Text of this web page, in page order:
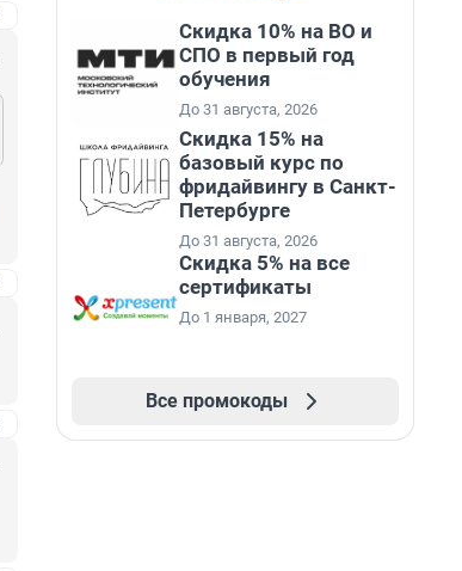
Скидка 10% на ВО и
СПО в первый год
обучения
До 31 августа, 2026
Скидка 15% на
базовый курс по
фридайвингу в Санкт-
Петербурге
До 31 августа, 2026
Скидка 5% на все
сертификаты
До 1 января, 2027
Все промокоды